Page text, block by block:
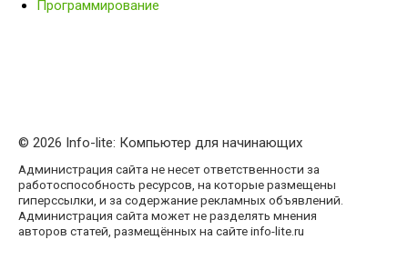
Программирование
© 2026 Info-lite: Компьютер для начинающих
Администрация сайта не несет ответственности за
работоспособность ресурсов, на которые размещены
гиперссылки, и за содержание рекламных объявлений.
Администрация сайта может не разделять мнения
авторов статей, размещённых на сайте info-lite.ru